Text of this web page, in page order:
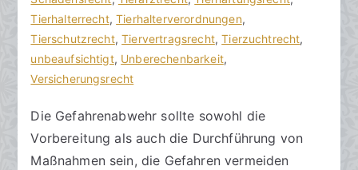
s
a
n
w
l
t
e
e
n
t
l
c
h
t
Tierhalterrecht,Tierhalterverordnungen,
Tierschutzrecht,Tiervertragsrecht,Tierzuchtrecht,
unbeaufsichtigt, Unberechenbarkeit,
Versicherungsrecht
r
e
zu
Öffentlich-
Gefahrenabwehr
beachten
Die Gefahrenabwehr sollte sowohl die
Vorbereitung als auch die Durchführung von
Maßnahmen sein, die Gefahren vermeiden